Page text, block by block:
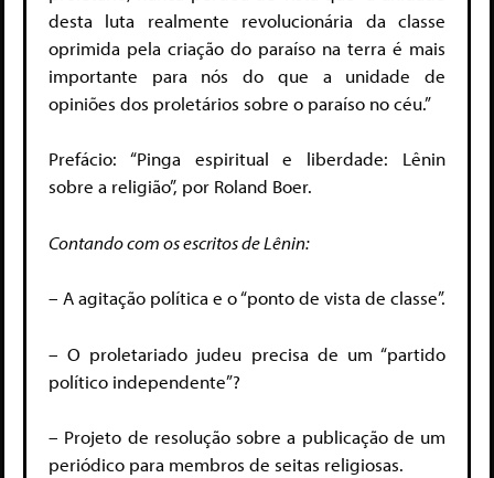
desta luta realmente revolucionária da classe
oprimida pela criação do paraíso na terra é mais
importante para nós do que a unidade de
opiniões dos proletários sobre o paraíso no céu.”
Prefácio: “Pinga espiritual e liberdade: Lênin
sobre a religião”, por Roland Boer.
Contando com os escritos de Lênin:
– A agitação política e o “ponto de vista de classe”.
– O proletariado judeu precisa de um “partido
político independente”?
– Projeto de resolução sobre a publicação de um
periódico para membros de seitas religiosas.